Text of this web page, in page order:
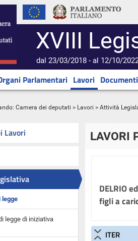
XVIII
dal 23/03/2018 - al 12/10/
Parlamentari Lavori Documenti
Camera dei deputati > Lavori > Attività
Lavori
legge
legge di iniziativa
LAVORI
DELRIO
figli a
ITER